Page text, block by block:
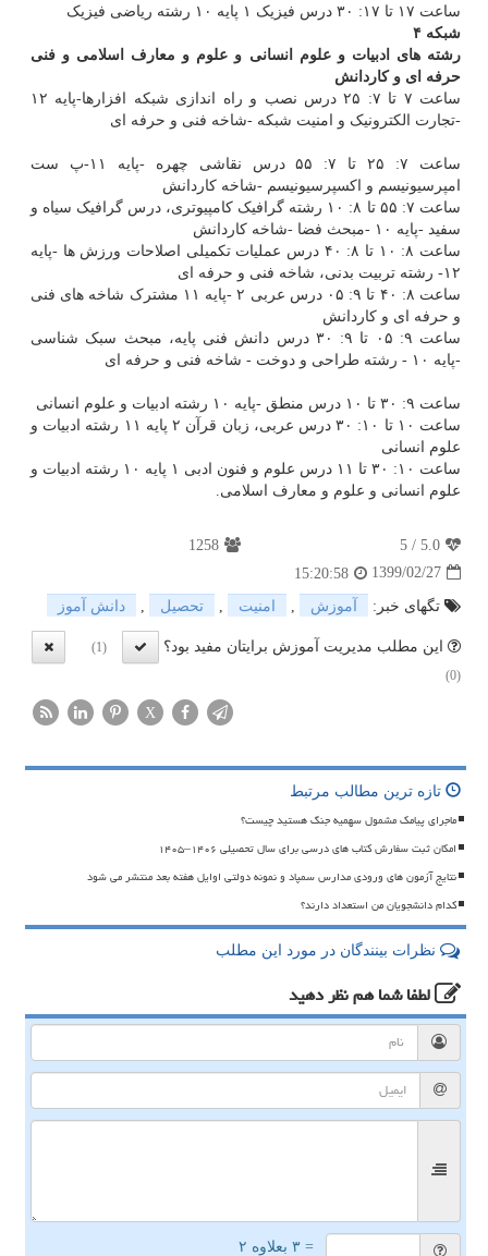
ساعت ۱۷ تا ۱۷: ۳۰ درس فیزیک ۱ پایه ۱۰ رشته ریاضی فیزیک
شبکه ۴
رشته های ادبیات و علوم انسانی و علوم و معارف اسلامی و فنی
حرفه ای و کاردانش
ساعت ۷ تا ۷: ۲۵ درس نصب و راه اندازی شبکه افزارها-پایه ۱۲
-تجارت الکترونیک و امنیت شبکه -شاخه فنی و حرفه ای
ساعت ۷: ۲۵ تا ۷: ۵۵ درس نقاشی چهره -پایه ۱۱-پ ست
امپرسیونیسم و اکسپرسیونیسم -شاخه کاردانش
ساعت ۷: ۵۵ تا ۸: ۱۰ رشته گرافیک کامپیوتری، درس گرافیک سیاه و
سفید -پایه ۱۰ -مبحث فضا -شاخه کاردانش
ساعت ۸: ۱۰ تا ۸: ۴۰ درس عملیات تکمیلی اصلاحات ورزش ها -پایه
۱۲- رشته تربیت بدنی، شاخه فنی و حرفه ای
ساعت ۸: ۴۰ تا ۹: ۰۵ درس عربی ۲ -پایه ۱۱ مشترک شاخه های فنی
و حرفه ای و کاردانش
ساعت ۹: ۰۵ تا ۹: ۳۰ درس دانش فنی پایه، مبحث سبک شناسی
-پایه ۱۰ - رشته طراحی و دوخت - شاخه فنی و حرفه ای
ساعت ۹: ۳۰ تا ۱۰ درس منطق -پایه ۱۰ رشته ادبیات و علوم انسانی
ساعت ۱۰ تا ۱۰: ۳۰ درس عربی، زبان قرآن ۲ پایه ۱۱ رشته ادبیات و
علوم انسانی
ساعت ۱۰: ۳۰ تا ۱۱ درس علوم و فنون ادبی ۱ پایه ۱۰ رشته ادبیات و
علوم انسانی و علوم و معارف اسلامی.
5.0
/
5
1258
1399/02/27
15:20:58
تگهای خبر:
آموزش , امنیت , تحصیل , دانش آموز
این مطلب مدیریت آموزش برایتان مفید بود؟
(1)
(0)
X
تازه ترین مطالب مرتبط
ماجرای پیامک مشمول سهمیه جنگ هستید چیست؟
امکان ثبت سفارش کتاب های درسی برای سال تحصیلی ۱۴۰۶–۱۴۰۵
نتایج آزمون های ورودی مدارس سمپاد و نمونه دولتی اوایل هفته بعد منتشر می شود
کدام دانشجویان من استعداد دارند؟
نظرات بینندگان در مورد این مطلب
لطفا شما همنظر دهید
= ۳ بعلاوه ۲